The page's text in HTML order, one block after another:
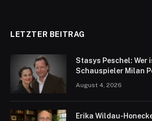
LETZTER BEITRAG
Stasys Peschel: Wer
Schauspieler Milan
August 4, 2026
Erika Wildau-